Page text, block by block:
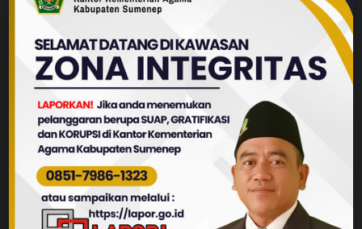
Kab.Sumenep (Kemenag) — Tim tenis meja
Kementerian Agama Kabupaten Sumenep
berhasil meraih Read More